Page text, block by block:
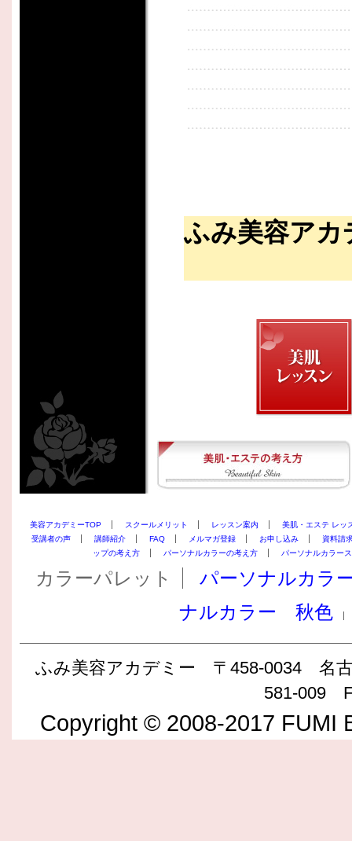
ふみ美容アカ
美容アカデミーTOP スクールメリット レッスン案内
美肌・エステ レッ
受講者の声
講師紹介 FAQ メルマガ登録 お申し込み
資料請
ップの考え方
パーソナルカラーの考え方 パーソナルカラー
カラーパレット
パーソナルカラ
ナルカラー 秋色
ふみ美容アカデミー 〒458-0034 名
581-009
Copyright © 2008-2017 FUMI